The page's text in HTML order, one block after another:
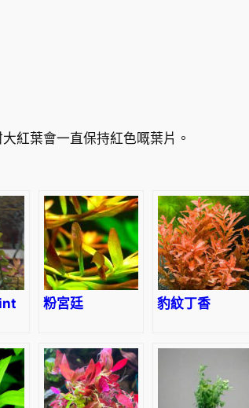
紅葉會一直保持紅色嘅葉片。
粉宮廷 豹紋丁香